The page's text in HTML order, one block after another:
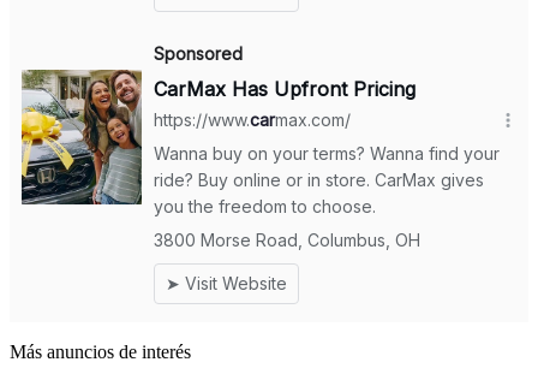
Más anuncios de interés